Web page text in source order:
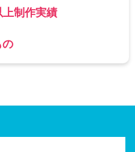
制作実績